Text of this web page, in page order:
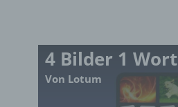
4 Bilder 1 Wort
Von Lotum